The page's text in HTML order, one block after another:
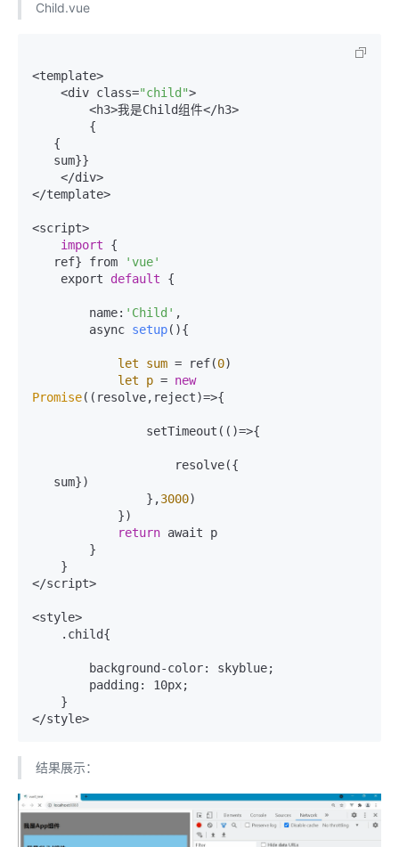
Child.vue
<template>
    <div class=
"child">
</template>
<script>
import {
   ref} from
'vue'
    export
default {
        name:
'Child' ,
        async
setup(){
let sum = ref(0)
let
p = new
Promise((resolve,reject)=>{
                },
3000)
return await p
</script>
<style>
结果展示：